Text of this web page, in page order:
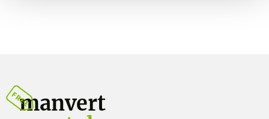
manvert